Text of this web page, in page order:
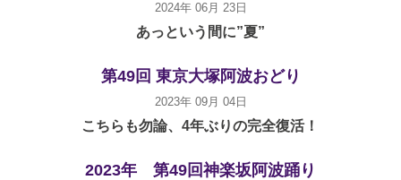
2024年 06月 23日
あっという間に”夏”
第49回 東京大塚阿波おどり
2023年 09月 04日
こちらも勿論、4年ぶりの完全復活！
2023年 第49回神楽坂阿波踊り